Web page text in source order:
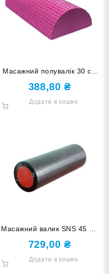
Масажний полувалік 30 см
рожевий D-Р
388,80₴
Додати в кошик
Масажний валик SNS 45 см
EVASPP-45
729,00₴
Додати в кошик